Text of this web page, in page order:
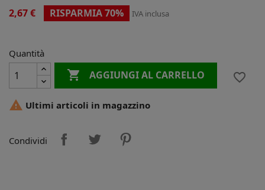
2,67 € RISPARMIA 70% IVA inclusa
Quantità
 AGGIUNGI AL CARRELLO
favorite_border
 Ultimi articoli in magazzino
Condividi